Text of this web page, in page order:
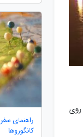
راهنمای سفر
کانگوروها